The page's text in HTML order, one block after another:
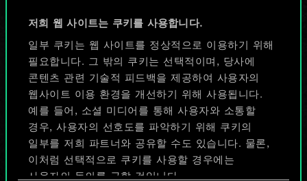
저희 웹 사이트는 쿠키를 사용합니다.
일부 쿠키는 웹 사이트를 정상적으로 이용하기 위해
필요합니다. 그 밖의 쿠키는 선택적이며, 당사에
콘텐츠 관련 기술적 피드백을 제공하여 사용자의
웹사이트 이용 환경을 개선하기 위해 사용됩니다.
예를 들어, 소셜 미디어를 통해 사용자와 소통할
경우, 사용자의 선호도를 파악하기 위해 쿠키의
일부를 저희 파트너와 공유할 수도 있습니다. 물론,
이처럼 선택적으로 쿠키를 사용할 경우에는
사용자의 동의를 구할 것입니다.
가능성을 가지고
있습니다!
덱 이름 짓기 & 가이드 작성하기
덱 편집